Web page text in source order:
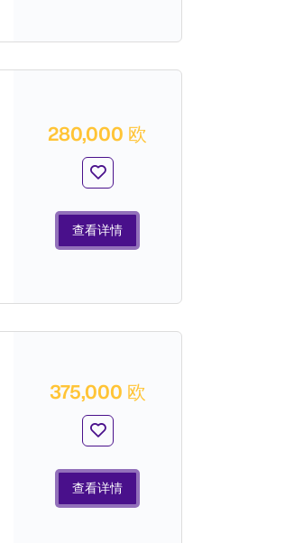
280,000 欧
查看详情
375,000 欧
查看详情